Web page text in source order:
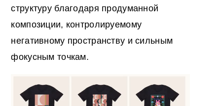
структуру благодаря продуманной
композиции, контролируемому
негативному пространству и сильным
фокусным точкам.